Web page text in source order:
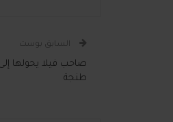
السابق بوست
صاحب فيلا يحولها
طنجة